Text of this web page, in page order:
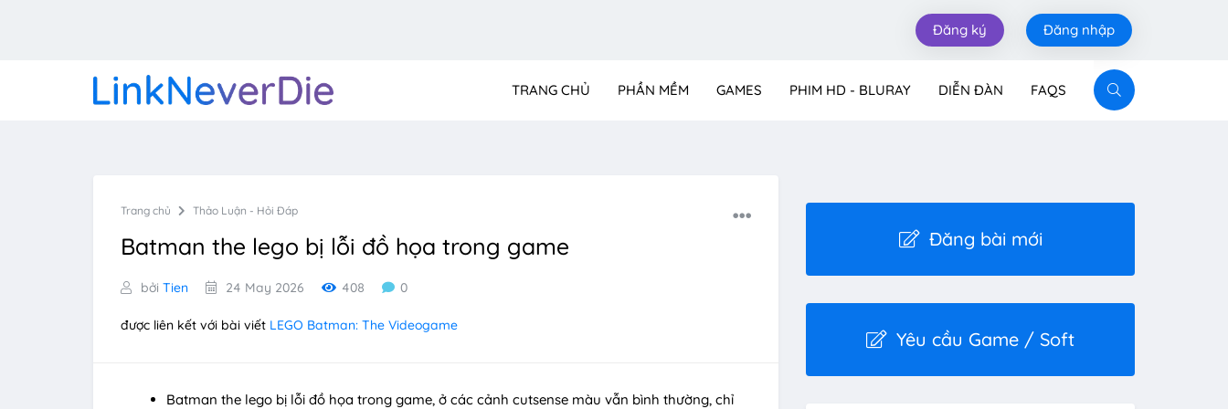
Đăng ký Đăng nhập
TRANG CHỦ PHẦN MỀM GAMES PHIM HD - BLURAY DIỄN ĐÀN FAQS
Trang chủ Thảo Luận - Hỏi Đáp
Batman the lego bị lỗi đồ họa trong game
bởi Tien 24 May 2026 408 0
được liên kết với bài viết LEGO Batman: The Videogame
Batman the lego bị lỗi đồ họa trong game, ở các cảnh cutsense màu vẫn bình thường, chỉ
Đăng bài mới
Yêu cầu Game / Soft